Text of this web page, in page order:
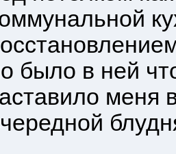
было в ней
меня